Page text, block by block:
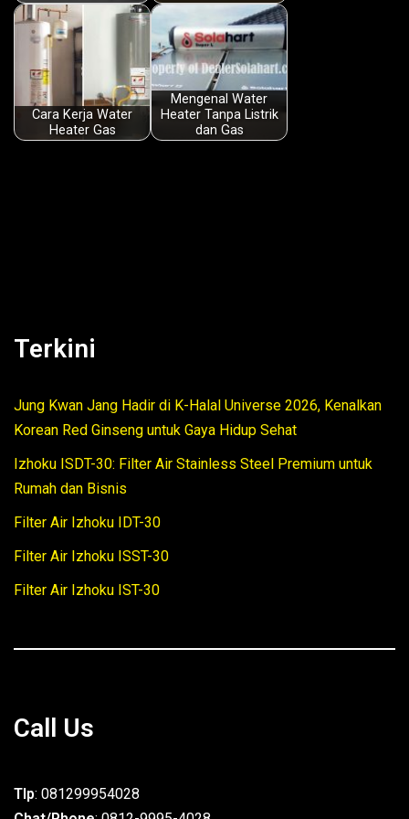
k
n
Cara Kerja Water
Heater Gas
Mengenal Water
Heater Tanpa Listrik
dan Gas
Terkini
Jung Kwan Jang Hadir di K-Halal Universe 2026, Kenalkan
Korean Red Ginseng untuk Gaya Hidup Sehat
Izhoku ISDT-30: Filter Air Stainless Steel Premium untuk
Rumah dan Bisnis
Filter Air Izhoku IDT-30
Filter Air Izhoku ISST-30
Filter Air Izhoku IST-30
Call Us
Tlp: 081299954028